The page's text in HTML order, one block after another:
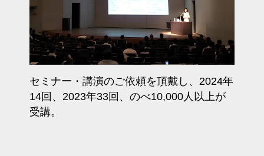
セミナー・講演のご依頼を頂戴し、2024年
14回、2023年33回、のべ10,000人以上が
受講。